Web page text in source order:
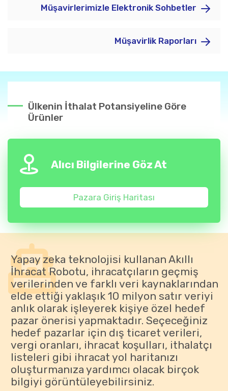
Müşavirlerimizle Elektronik Sohbetler
Müşavirlik Raporları
Ülkenin İthalat Potansiyeline Göre
Ürünler
Alıcı Bilgilerine Göz At
Pazara Giriş Haritası
Yapay zeka teknolojisi kullanan Akıllı
İhracat Robotu, ihracatçıların geçmiş
verilerinden ve farklı veri kaynaklarından
elde ettiği yaklaşık 10 milyon satır veriyi
anlık olarak işleyerek kişiye özel hedef
pazar önerisi yapmaktadır. Seçeceğiniz
hedef pazarlar için dış ticaret verileri,
vergi oranları, ihracat koşulları, ithalatçı
listeleri gibi ihracat yol haritanızı
oluşturmanıza yardımcı olacak birçok
bilgiyi görüntüleyebilirsiniz.